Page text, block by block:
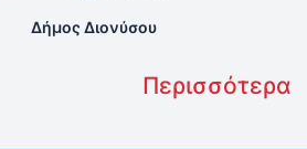
Δήμος Διονύσου
Περισσότερα